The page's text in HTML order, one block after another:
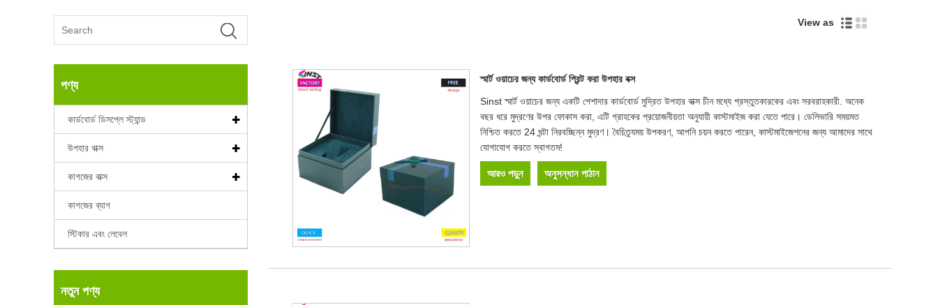
পণ্য
কার্ডবোর্ড ডিসপ্লে স্ট্যান্ড
উপহার বাক্স
কাগজের বাক্স
কাগজের ব্যাগ
স্টিকার এবং লেবেল
নতুন পণ্য
View as
স্মার্ট ওয়াচের জন্য কার্ডবোর্ড প্রিন্ট করা উপহার বক্স
Sinst স্মার্ট ওয়াচের জন্য একটি পেশাদার কার্ডবোর্ড মুদ্রিত উপহার বাক্স চীন মধ্যে প্রস্তুতকারকের এবং সরবরাহকারী. অনেক
বছর ধরে মুদ্রণের উপর ফোকাস করা, এটি গ্রাহকের প্রয়োজনীয়তা অনুযায়ী কাস্টমাইজ করা যেতে পারে। ডেলিভারি সময়মত
নিশ্চিত করতে 24 ঘন্টা নিরবচ্ছিন্ন মুদ্রণ। বৈচিত্র্যময় উপকরণ, আপনি চয়ন করতে পারেন, কাস্টমাইজেশনের জন্য আমাদের সাথে
যোগাযোগ করতে স্বাগতম!
আরও পড়ুন অনুসন্ধান পাঠান